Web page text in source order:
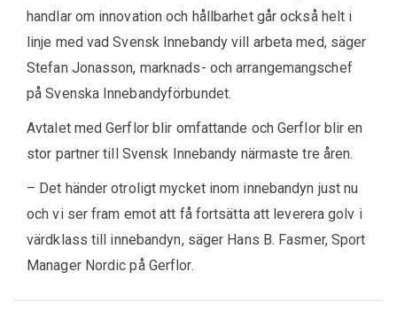
handlar om innovation och hållbarhet går också helt i
linje med vad Svensk Innebandy vill arbeta med, säger
Stefan Jonasson, marknads- och arrangemangschef
på Svenska Innebandyförbundet.
Avtalet med Gerflor blir omfattande och Gerflor blir en
stor partner till Svensk Innebandy närmaste tre åren.
– Det händer otroligt mycket inom innebandyn just nu
och vi ser fram emot att få fortsätta att leverera golv i
värdklass till innebandyn, säger Hans B. Fasmer, Sport
Manager Nordic på Gerflor.